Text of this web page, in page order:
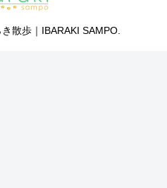
散歩｜IBARAKI SAMPO.